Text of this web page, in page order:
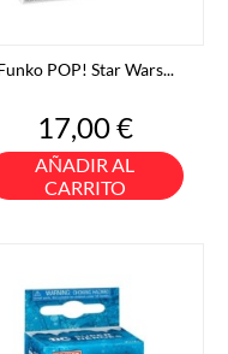
POP! Star Wars...
Precio
17,00 €
AÑADIR AL
CARRITO